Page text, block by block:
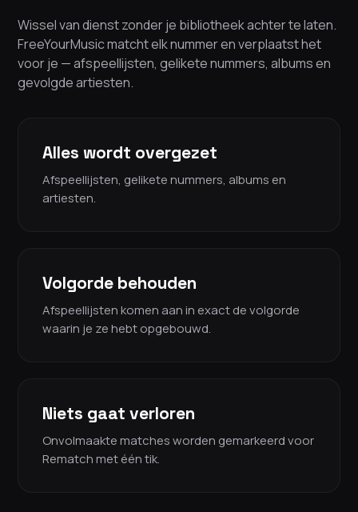
Wissel van dienst zonder je bibliotheek achter te laten.
FreeYourMusic matcht elk nummer en verplaatst het
voor je — afspeellijsten, gelikete nummers, albums en
gevolgde artiesten.
Alles wordt overgezet
Afspeellijsten, gelikete nummers, albums en
artiesten.
Volgorde behouden
Afspeellijsten komen aan in exact de volgorde
waarin je ze hebt opgebouwd.
Niets gaat verloren
Onvolmaakte matches worden gemarkeerd voor
Rematch met één tik.